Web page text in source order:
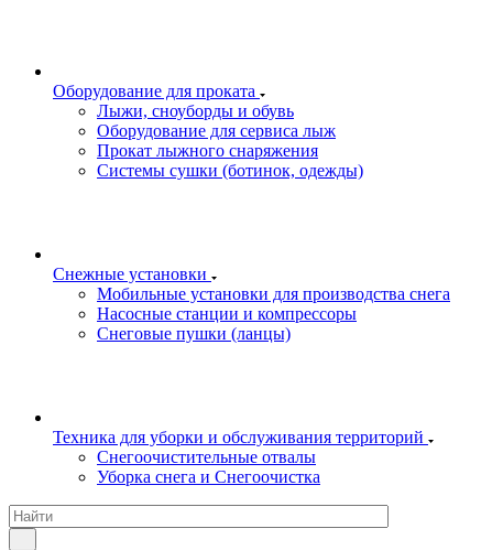
Оборудование для проката
Лыжи, сноуборды и обувь
Оборудование для сервисa лыж
Прокат лыжного снаряжения
Системы сушки (ботинок, одежды)
Снежные установки
Мобильные установки для производства снега
Насосные станции и компрессоры
Снеговые пушки (ланцы)
Техника для уборки и обслуживания территорий
Снегоочистительные отвалы
Уборка снега и Снегоочистка